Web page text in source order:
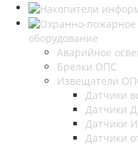
оборудование
Аварийное
Брелки ОПС
Извещатели
Датчики
Датчики
Датчики
Датчики